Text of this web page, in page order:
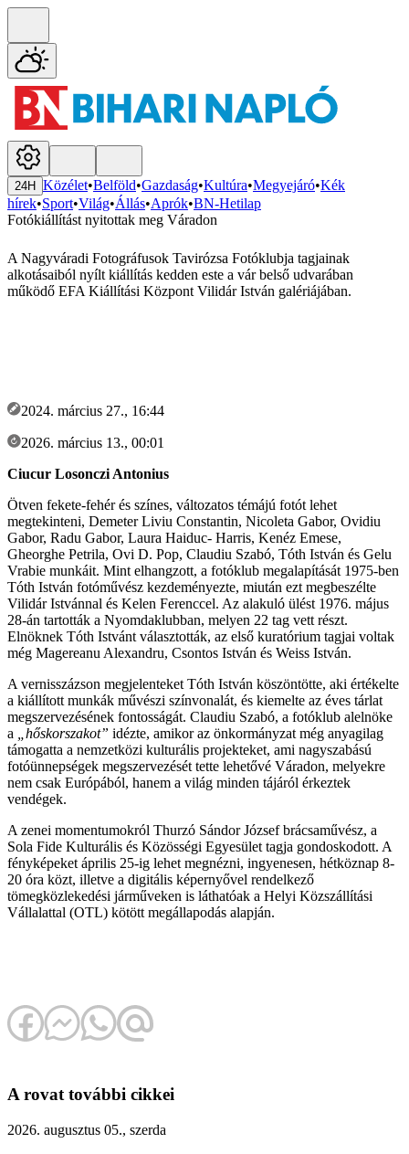
24H Közélet•Belföld•Gazdaság•Kultúra•Megyejáró•Kék
hírek•Sport•Világ•Állás•Aprók•BN-Hetilap
Fotókiállítást nyitottak meg Váradon
A Nagyváradi Fotográfusok Tavirózsa Fotóklubja tagjainak
alkotásaiból nyílt kiállítás kedden este a vár belső udvarában
működő EFA Kiállítási Központ Vilidár István galériájában.
2024. március 27., 16:44
2026. március 13., 00:01
Ciucur Losonczi Antonius
Ötven fekete-fehér és színes, változatos témájú fotót lehet
megtekinteni, Demeter Liviu Constantin, Nicoleta Gabor, Ovidiu
Gabor, Radu Gabor, Laura Haiduc- Harris, Kenéz Emese,
Gheorghe Petrila, Ovi D. Pop, Claudiu Szabó, Tóth István és Gelu
Vrabie munkáit. Mint elhangzott, a fotóklub megalapítását 1975-ben
Tóth István fotóművész kezdeményezte, miután ezt megbeszélte
Vilidár Istvánnal és Kelen Ferenccel. Az alakuló ülést 1976. május
28-án tartották a Nyomdaklubban, melyen 22 tag vett részt.
Elnöknek Tóth Istvánt választották, az első kuratórium tagjai voltak
még Magereanu Alexandru, Csontos István és Weiss István.
A vernisszázson megjelenteket Tóth István köszöntötte, aki értékelte
a kiállított munkák művészi színvonalát, és kiemelte az éves tárlat
megszervezésének fontosságát. Claudiu Szabó, a fotóklub alelnöke
a
„hőskorszakot” idézte, amikor az önkormányzat még anyagilag
támogatta a nemzetközi kulturális projekteket, ami nagyszabású
fotóünnepségek megszervezését tette lehetővé Váradon, melyekre
nem csak Európából, hanem a világ minden tájáról érkeztek
vendégek.
A zenei momentumokról Thurzó Sándor József brácsaművész, a
Sola Fide Kulturális és Közösségi Egyesület tagja gondoskodott. A
fényképeket április 25-ig lehet megnézni, ingyenesen, hétköznap 8-
20 óra közt, illetve a digitális képernyővel rendelkező
tömegközlekedési járműveken is láthatóak a Helyi Közszállítási
Vállalattal (OTL) kötött megállapodás alapján.
A rovat további cikkei
2026. augusztus 05., szerda